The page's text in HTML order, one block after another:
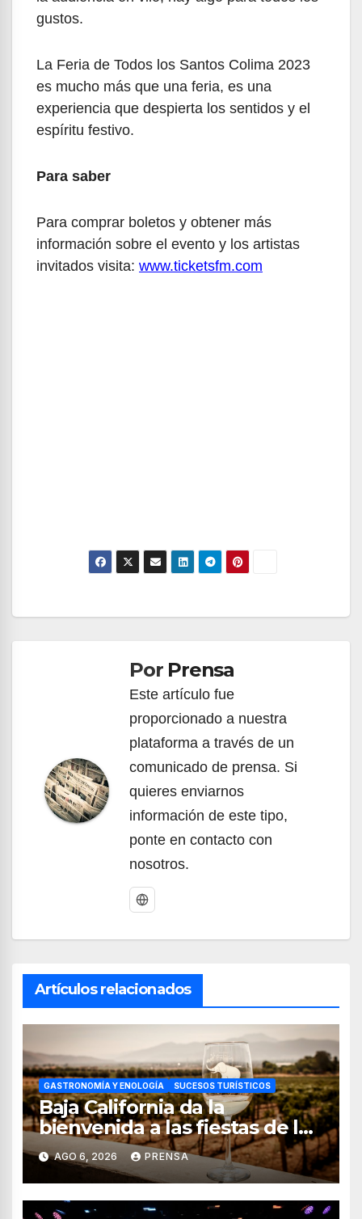
gustos.
La Feria de Todos los Santos Colima 2023
es mucho más que una feria, es una
experiencia que despierta los sentidos y el
espíritu festivo.
Para saber
Para comprar boletos y obtener más
información sobre el evento y los artistas
invitados visita: www.ticketsfm.com
Navegación
entradasPor Prensa
Este artículo fue
proporcionado a nuestra
plataforma a través de un
comunicado de prensa. Si
quieres enviarnos
información de este tipo,
ponte en contacto con
nosotros.
Artículos relacionados
GASTRONOMÍA Y ENOLOGÍA SUCESOS TURÍSTICOS
Baja California da la
bienvenida a las fiestas de la
vendimia 2026
AGO 6, 2026 PRENSA